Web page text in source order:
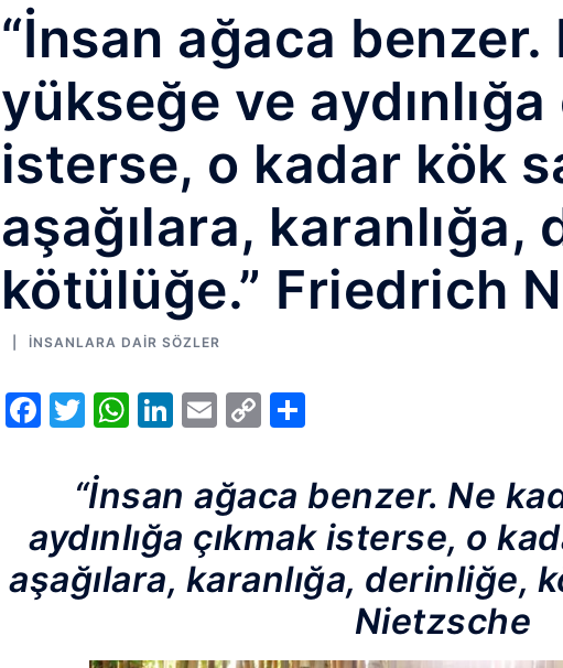
“İnsan ağaca benzer.
yükseğe ve aydınlığa
isterse, o kadar kök
aşağılara, karanlığa,
kötülüğe.” Friedrich
İNSANLARA DAIR SÖZLER
Facebook
Twitter
WhatsApp
LinkedIn
Email
CopyShare
“İnsan ağaca benzer. Ne
aydınlığa çıkmak isterse, o
aşağılara, karanlığa, derinliğe,
Nietzsche